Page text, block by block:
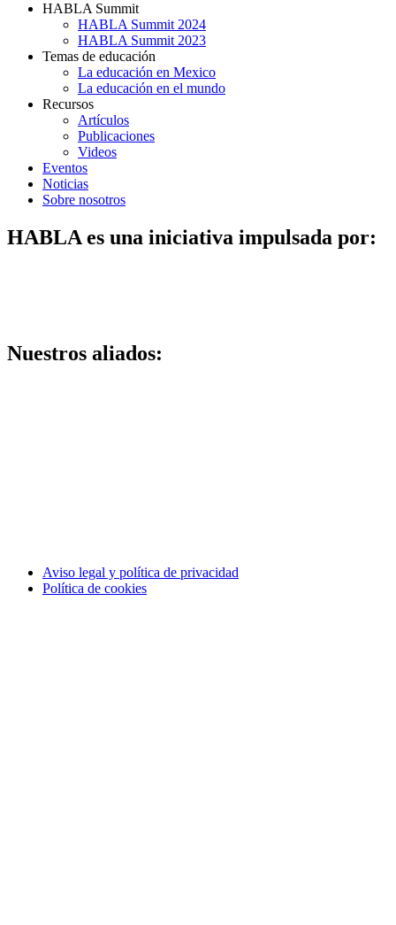
HABLA Summit
HABLA Summit 2024
HABLA Summit 2023
Temas de educación
La educación en Mexico
La educación en el mundo
Recursos
Artículos
Publicaciones
Videos
Eventos
Noticias
Sobre nosotros
HABLA es una iniciativa impulsada por:
Nuestros aliados:
Aviso legal y política de privacidad
Política de cookies